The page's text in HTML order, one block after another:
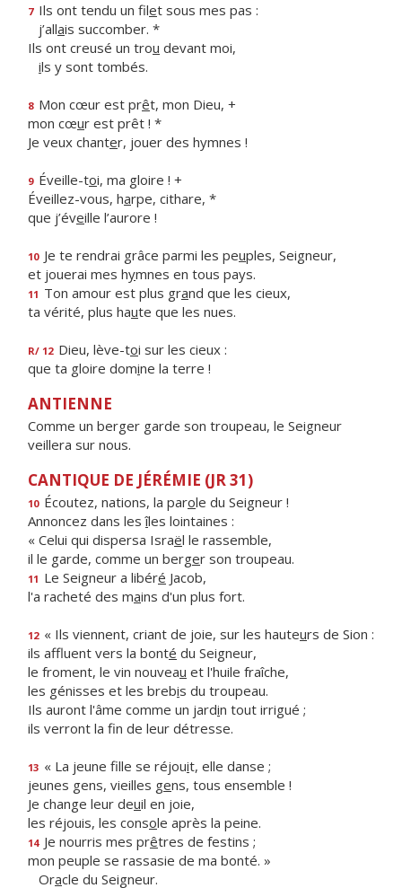
7 Ils ont tendu un filet sous mes pas :
j’allais succomber. *
Ils ont creusé un trou devant moi,
ils y sont tombés.
8 Mon cœur est prêt, mon Dieu, +
mon cœur est prêt ! *
Je veux chanter, jouer des hymnes !
9 Éveille-toi, ma gloire ! +
Éveillez-vous, harpe, cithare, *
que j’éveille l’aurore !
10 Je te rendrai grâce parmi les peuples, Seigneur,
et jouerai mes hymnes en tous pays.
11 Ton amour est plus grand que les cieux,
ta vérité, plus haute que les nues.
R/ 12 Dieu, lève-toi sur les cieux :
que ta gloire domine la terre !
ANTIENNE
Comme un berger garde son troupeau, le Seigneur
veillera sur nous.
CANTIQUE DE JÉRÉMIE (JR 31)
10 Écoutez, nations, la parole du Seigneur !
Annoncez dans lesîles lointaines :
« Celui qui dispersa Israël le rassemble,
il le garde, comme un berger son troupeau.
11 Le Seigneur a libéré Jacob,
l'a racheté des mains d'un plus fort.
12 « Ils viennent, criant de joie, sur les hauteurs de Sion :
ils affluent vers la bonté du Seigneur,
le froment, le vin nouveau et l'huile fraîche,
les génisses et les brebis du troupeau.
Ils auront l'âme comme un jardin tout irrigué ;
ils verront la fn de leur détresse.
13 « La jeune fille se réjouit, elle danse ;
jeunes gens, vieilles gens, tous ensemble !
Je change leur deuil en joie,
les réjouis, les console après la peine.
14 Je nourris mes prêtres de festins ;
mon peuple se rassasie de ma bonté. »
Oracle du Seigneur.